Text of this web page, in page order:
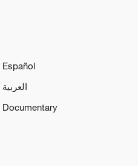
Español
العربية
Documentary